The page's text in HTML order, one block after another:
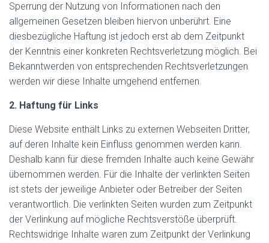
Sperrung der Nutzung von Informationen nach den
allgemeinen Gesetzen bleiben hiervon unberührt. Eine
diesbezügliche Haftung ist jedoch erst ab dem Zeitpunkt
der Kenntnis einer konkreten Rechtsverletzung möglich. Bei
Bekanntwerden von entsprechenden Rechtsverletzungen
werden wir diese Inhalte umgehend entfernen.
2. Haftung für Links
Diese Website enthält Links zu externen Webseiten Dritter,
auf deren Inhalte kein Einfluss genommen werden kann.
Deshalb kann für diese fremden Inhalte auch keine Gewähr
übernommen werden. Für die Inhalte der verlinkten Seiten
ist stets der jeweilige Anbieter oder Betreiber der Seiten
verantwortlich. Die verlinkten Seiten wurden zum Zeitpunkt
der Verlinkung auf mögliche Rechtsverstöße überprüft.
Rechtswidrige Inhalte waren zum Zeitpunkt der Verlinkung